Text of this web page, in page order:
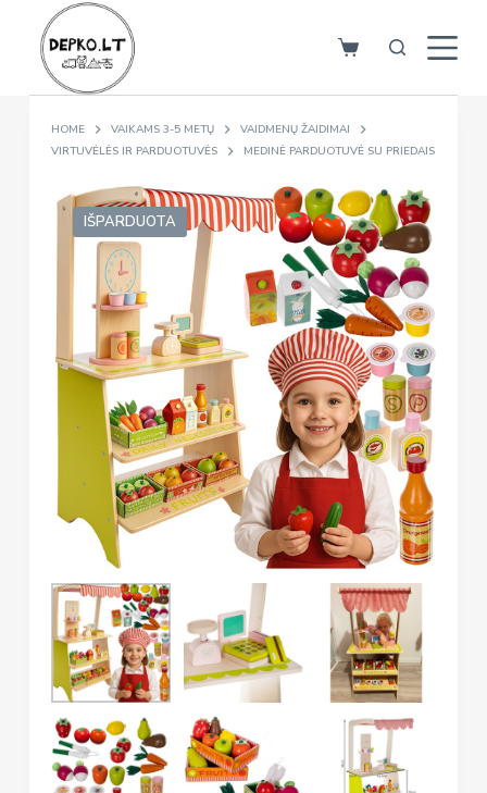
HOME VAIKAMS 3-5 METŲ
VAIDMENŲ ŽAIDIMAI
VIRTUVĖLĖS IR PARDUOTUVĖS
MEDINĖ PARDUOTUVĖ SU PRIEDAIS
IŠPARDUOTA